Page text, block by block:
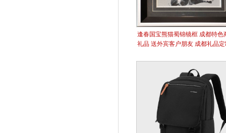
逢春国宝熊猫蜀锦镜框 成都特色
礼品 送外宾客户朋友 成都礼品定